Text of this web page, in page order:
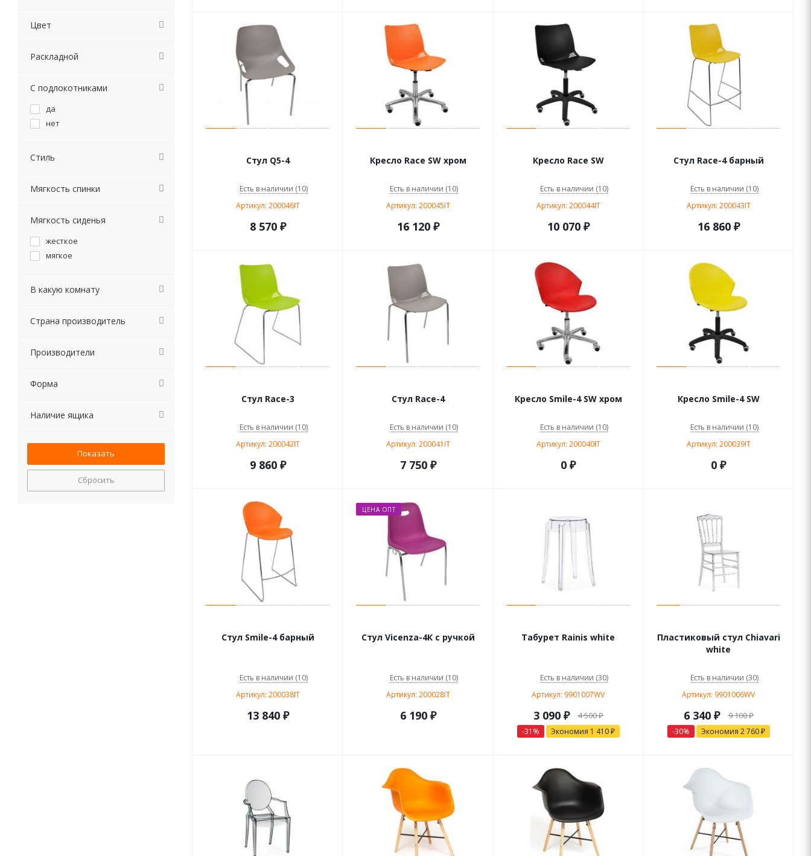
Стул Q5-4
Есть в наличии (10)
Артикул: 200046IT
8 570₽
Кресло Race SW хром
Есть в наличии (10)
Артикул: 200045IT
16 120₽
Кресло Race SW
Есть в наличии (10)
Артикул: 200044IT
10 070₽
Стул Race-4 барный
Есть в наличии (10)
Артикул: 200043IT
16 860₽
Стул Race-3
Есть в наличии (10)
Артикул: 200042IT
9 860₽
Стул Race-4
Есть в наличии (10)
Артикул: 200041IT
7 750₽
Кресло Smile-4 SW хром
Есть в наличии (10)
Артикул: 200040IT
0 ₽
Кресло Smile-4 SW
Есть в наличии (10)
Артикул: 200039IT
0 ₽
Стул Smile-4 барный
Есть в наличии (10)
Артикул: 200038IT
13 840₽
ЦЕНА ОПТ
Стул Vicenza-4К с ручкой
Есть в наличии (10)
Артикул: 200028IT
6 190₽
Табурет Rainis white
Есть в наличии (30)
Артикул: 9901007WV
3 090₽ 4 500₽
-31 % Экономия 1 410₽
Пластиковый стул Chiavari
white
Есть в наличии (30)
Артикул: 9901006WV
6 340₽ 9 100₽
-30% Экономия 2 760₽
Цвет
Раскладной
С подлокотниками
да
нет
Стиль
Мягкость спинки
Мягкость сиденья
жесткое
мягкое
В какую комнату
Страна производитель
Производители
Форма
Наличие ящика
Сбросить